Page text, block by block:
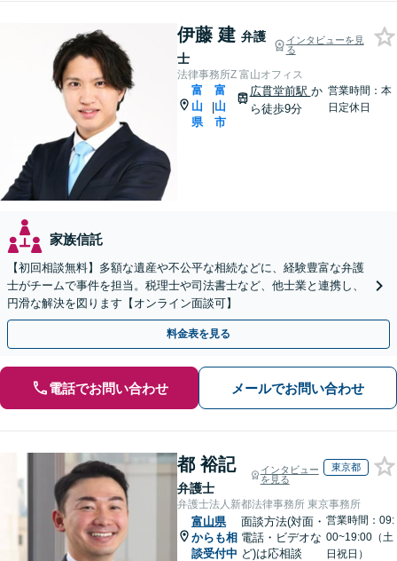
伊藤 建 弁護
士
インタビューを見
る
法律事務所Z 富山オフィス
富
山
県
|
富
山
市
広貫堂前駅 か
ら徒歩9分
営業時間：本
日定休日
家族信託
【初回相談無料】多額な遺産や不公平な相続などに、経験豊富な弁護
士がチームで事件を担当。税理士や司法書士など、他士業と連携し、
円滑な解決を図ります【オンライン面談可】
料金表を見る
電話でお問い合わせ メールでお問い合わせ
都 裕記
弁護士
インタビュー
を見る
東京都
弁護士法人新都法律事務所 東京事務所
富山県
からも相
談受付中
面談方法(対面・
電話・ビデオな
ど)は応相談
営業時間：09:
00~19:00（土
日祝日）